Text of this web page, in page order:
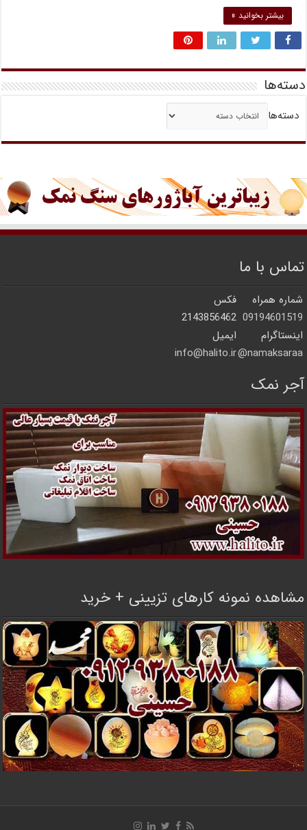
بیشتر بخوانید »
دسته‌ها
دسته‌ها
تماس با ما
شماره همراه
فکس
09194601519
2143856462
اینستاگرام
ایمیل
namaksaraa@
info@halito.ir
آجر نمک
مشاهده نمونه کارهای تزیینی + خرید